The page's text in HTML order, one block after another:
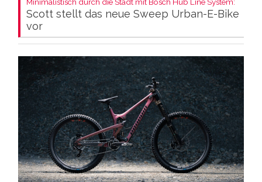
Minimalistisch durch die Stadt mit Bosch Hub Line System:
Scott stellt das neue Sweep Urban-E-Bike
vor